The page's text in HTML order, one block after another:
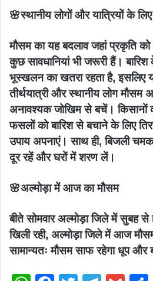
🌸स्थानीय लोगों और यात्रियों के
मौसम का यह बदलाव जहां प्रकृति को
कुछ सावधानियां भी जरूरी हैं। बारिश
भूस्खलन का खतरा रहता है, इसलिए
तीर्थयात्री और स्थानीय लोग
अनावश्यक जोखिम से बचें। किसानों
फसलों को बारिश से बचाने के लिए
उपाय अपनाएं। साथ ही, बिजली
दूर रहें और घरों में शरण लें।
🌸अल्मोड़ा में आज का मौसम
बीते सोमवार अल्मोड़ा जिले में सुबह
खिली रही, अल्मोड़ा जिले में आज
सामान्यतः मौसम साफ रहेगा धूप